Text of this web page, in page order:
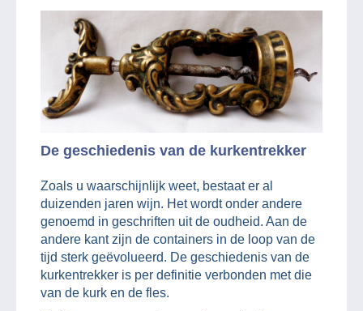
De geschiedenis van de kurkentrekker
Zoals u waarschijnlijk weet, bestaat er al
duizenden jaren wijn. Het wordt onder andere
genoemd in geschriften uit de oudheid. Aan de
andere kant zijn de containers in de loop van de
tijd sterk geëvolueerd. De geschiedenis van de
kurkentrekker is per definitie verbonden met die
van de kurk en de fles.